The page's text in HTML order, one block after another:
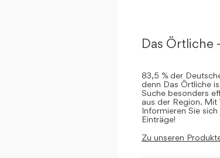
Das Örtliche
83,5 % der
denn Das Örtliche
Suche besonders
aus der Region.
Informieren Sie
Einträge!
Zu unseren